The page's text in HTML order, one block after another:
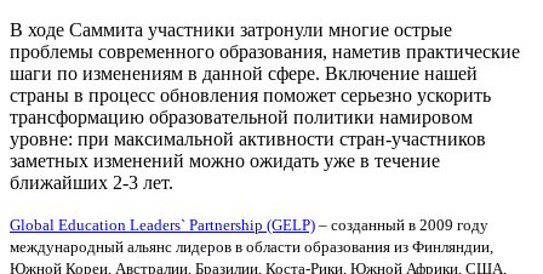
В ходе Саммита участники затронули многие острые
проблемы современного образования, наметив практические
шаги по изменениям в данной сфере. Включение нашей
страны в процесс обновления поможет серьезно ускорить
трансформацию образовательной политики намировом
уровне: при максимальной активности стран-участников
заметных изменений можно ожидать уже в течение
ближайших 2-3 лет.
Global Education Leaders` Partnership (GELP) – созданный в 2009 году
международный альянс лидеров в области образования из Финляндии,
Южной Кореи, Австралии, Бразилии, Коста-Рики, Южной Африки, США,